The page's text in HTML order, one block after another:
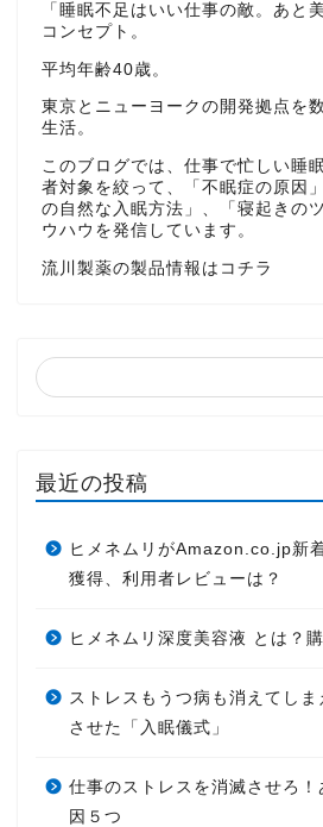
「睡眠不足はいい仕事の敵。あと
コンセプト。
平均年齢40歳。
東京とニューヨークの開発拠点を
生活。
このブログでは、仕事で忙しい睡
者対象を絞って、「不眠症の原因
の自然な入眠方法」、「寝起きの
ウハウを発信しています。
流川製薬の製品情報はコチラ
最近の投稿
ヒメネムリがAmazon.co.jp新
獲得、利用者レビューは？
ヒメネムリ深度美容液 とは？
ストレスもうつ病も消えてし
させた「入眠儀式」
仕事のストレスを消滅させろ
因５つ